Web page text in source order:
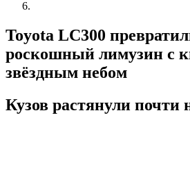
Toyota LC300
роскошный лимузин с
звёздным небом
Кузов растянули почти